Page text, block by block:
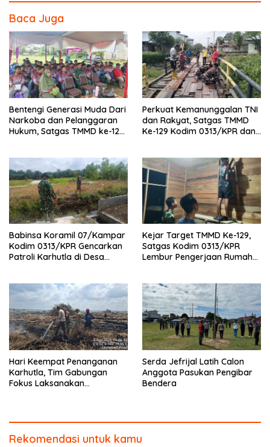
Baca Juga
Bentengi Generasi Muda Dari
Narkoba dan Pelanggaran
Hukum, Satgas TMMD ke-129
Terap
Perkuat Kemanunggalan TNI
dan Rakyat, Satgas TMMD
Ke-129 Kodim 0313/KPR dan
Desa
Babinsa Koramil 07/Kampar
Kodim 0313/KPR Gencarkan
Patroli Karhutla di Desa
Kejar Target TMMD Ke-129,
Satgas Kodim 0313/KPR
Lembur Pengerjaan Rumah
Hari Keempat Penanganan
Karhutla, Tim Gabungan
Fokus Laksanakan
Serda Jefrijal Latih Calon
Anggota Pasukan Pengibar
Bendera
Rekomendasi untuk kamu